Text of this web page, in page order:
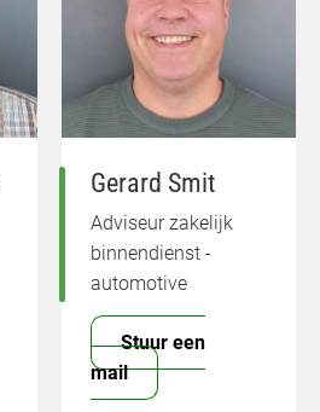
Gerard Smit
Adviseur zakelijk
binnendienst -
automotive
Stuur een
mail